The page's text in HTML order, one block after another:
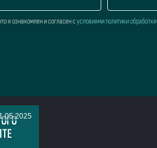
я ознакомлен и согласен сусловиями политики обработки